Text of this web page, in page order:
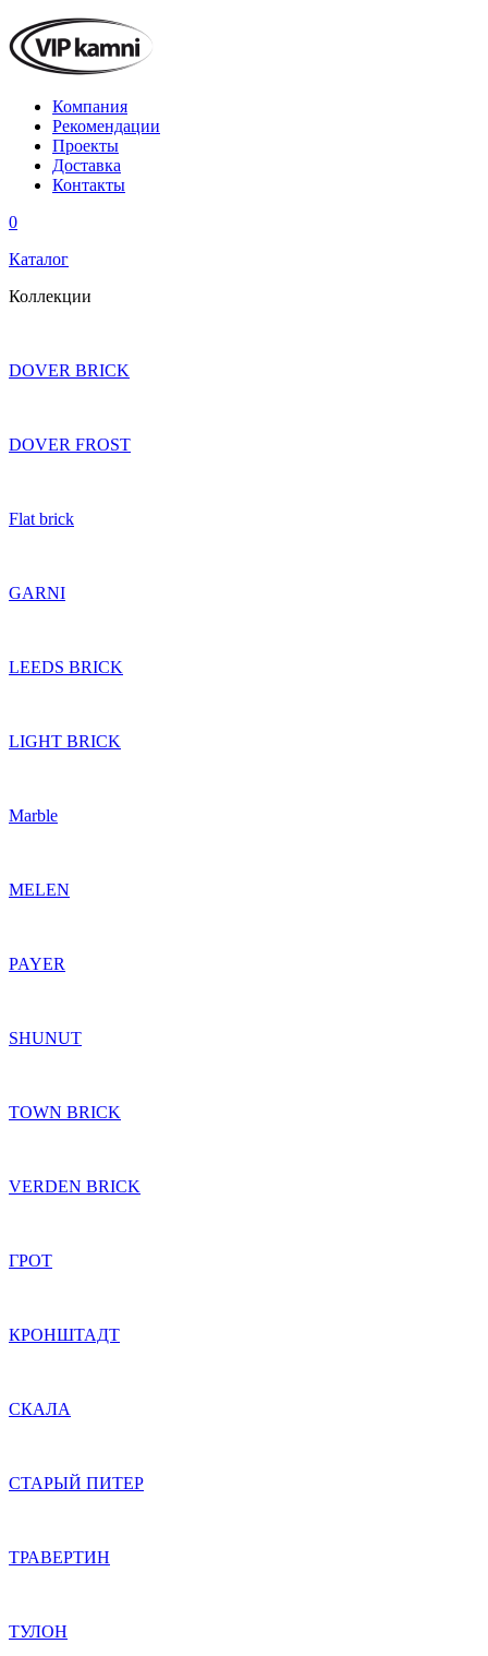
Компания
Рекомендации
Проекты
Доставка
Контакты
0
Каталог
Коллекции
DOVER BRICK
DOVER FROST
Flat brick
GARNI
LEEDS BRICK
LIGHT BRICK
Marble
MELEN
PAYER
SHUNUT
TOWN BRICK
VERDEN BRICK
ГРОТ
КРОНШТАДТ
СКАЛА
СТАРЫЙ ПИТЕР
ТРАВЕРТИН
ТУЛОН